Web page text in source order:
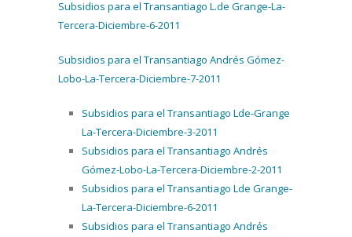
Subsidios para el Transantiago L.de Grange-La-
Tercera-Diciembre-6-2011
Subsidios para el Transantiago Andrés Gómez-
Lobo-La-Tercera-Diciembre-7-2011
Subsidios para el Transantiago Lde-Grange
La-Tercera-Diciembre-3-2011
Subsidios para el Transantiago Andrés
Gómez-Lobo-La-Tercera-Diciembre-2-2011
Subsidios para el Transantiago Lde Grange-
La-Tercera-Diciembre-6-2011
Subsidios para el Transantiago Andrés